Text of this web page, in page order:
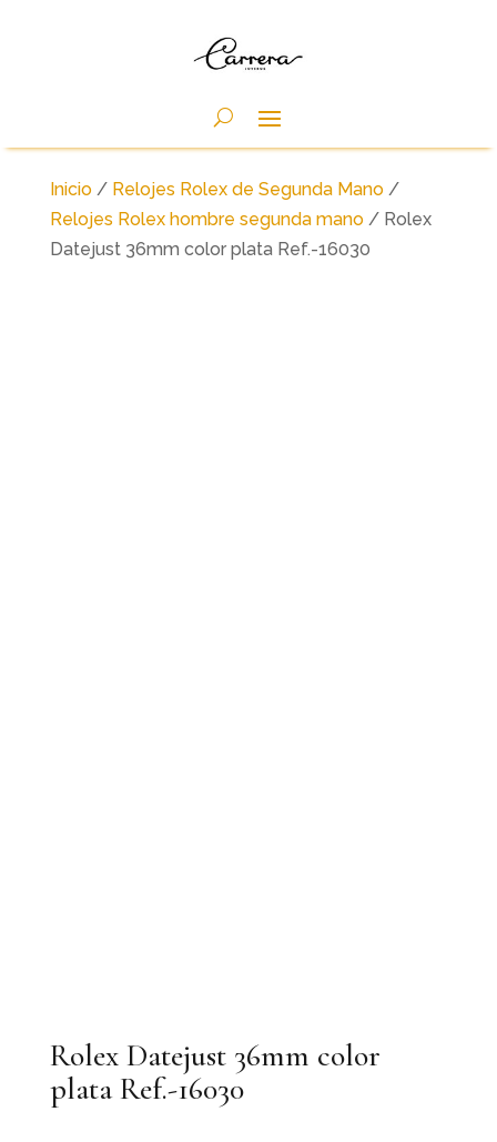
Inicio/ Relojes Rolex de Segunda Mano/
Relojes Rolex hombre segunda mano/ Rolex
Datejust 36mm color plata Ref.-16030
Rolex Datejust 36mm color
plata Ref.-16030